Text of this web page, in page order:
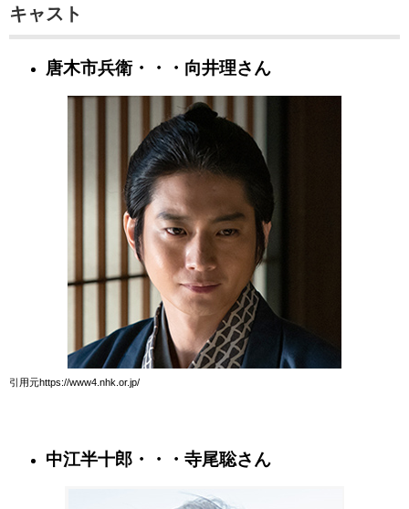
キャスト
唐木市兵衛・・・向井理さん
引用元https://www4.nhk.or.jp/
中江半十郎・・・寺尾聡さん